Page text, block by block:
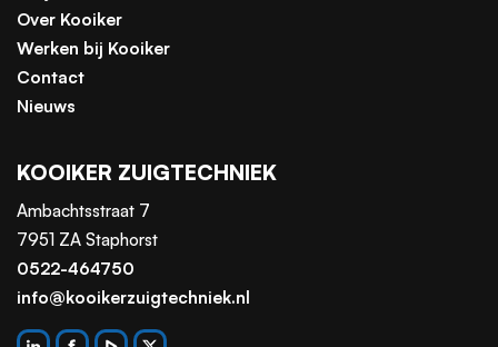
Over Kooiker
Werken bij Kooiker
Contact
Nieuws
KOOIKER ZUIGTECHNIEK
Ambachtsstraat 7
7951 ZA Staphorst
0522-464750
info@kooikerzuigtechniek.nl